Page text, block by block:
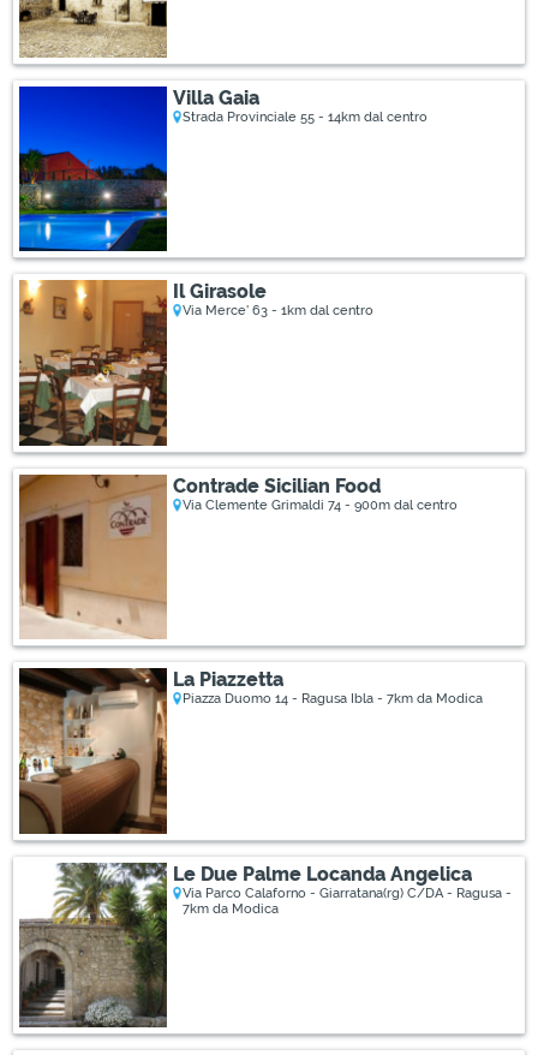
Villa Gaia
Strada Provinciale 55 - 14km dal centro
Il Girasole
Via Merce' 63 - 1km dal centro
Contrade Sicilian Food
Via Clemente Grimaldi 74 - 900m dal centro
La Piazzetta
Piazza Duomo 14 - Ragusa Ibla - 7km da Modica
Le Due Palme Locanda Angelica
Via Parco Calaforno - Giarratana(rg) C/DA - Ragusa -
7km da Modica